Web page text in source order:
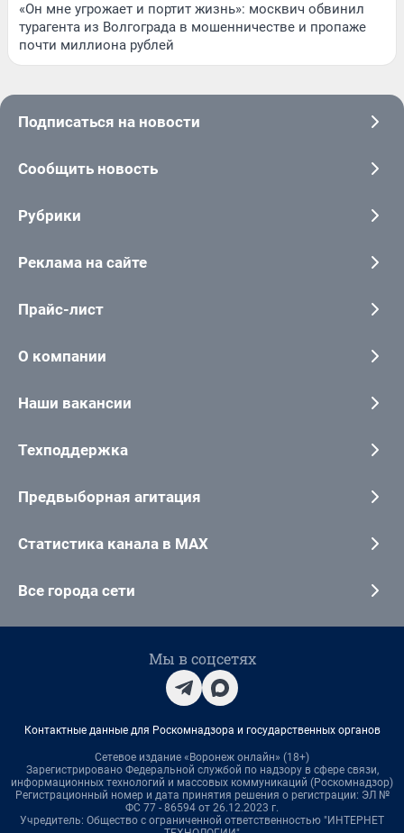
«Он мне угрожает и портит жизнь»: москвич обвинил
турагента из Волгограда в мошенничестве и пропаже
почти миллиона рублей
Подписаться на новости
Сообщить новость
Рубрики
Реклама на сайте
Прайс-лист
О компании
Наши вакансии
Техподдержка
Предвыборная агитация
Статистика канала в MAX
Все города сети
Мы в соцсетях
Контактные данные для Роскомнадзора и государственных органов
Сетевое издание «Воронеж онлайн» (18+)
Зарегистрировано Федеральной службой по надзору в сфере связи,
информационных технологий и массовых коммуникаций (Роскомнадзор)
Регистрационный номер и дата принятия решения о регистрации: ЭЛ №
ФС 77 - 86594 от 26.12.2023 г.
Учредитель: Общество с ограниченной ответственностью "ИНТЕРНЕТ